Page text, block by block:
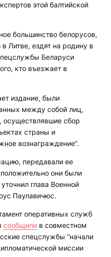
этой балтийской
большинство белорусов,
Литве, ездят на родину в
Беларуси
кто въезжает в
издание, были
между собой лиц,
сбор
страны и
вознаграждение”.
передавали ее
они были
глава Военной
Паулавичюс.
оперативных служб
сообщили в совместном
спецслужбы “начали
миссии